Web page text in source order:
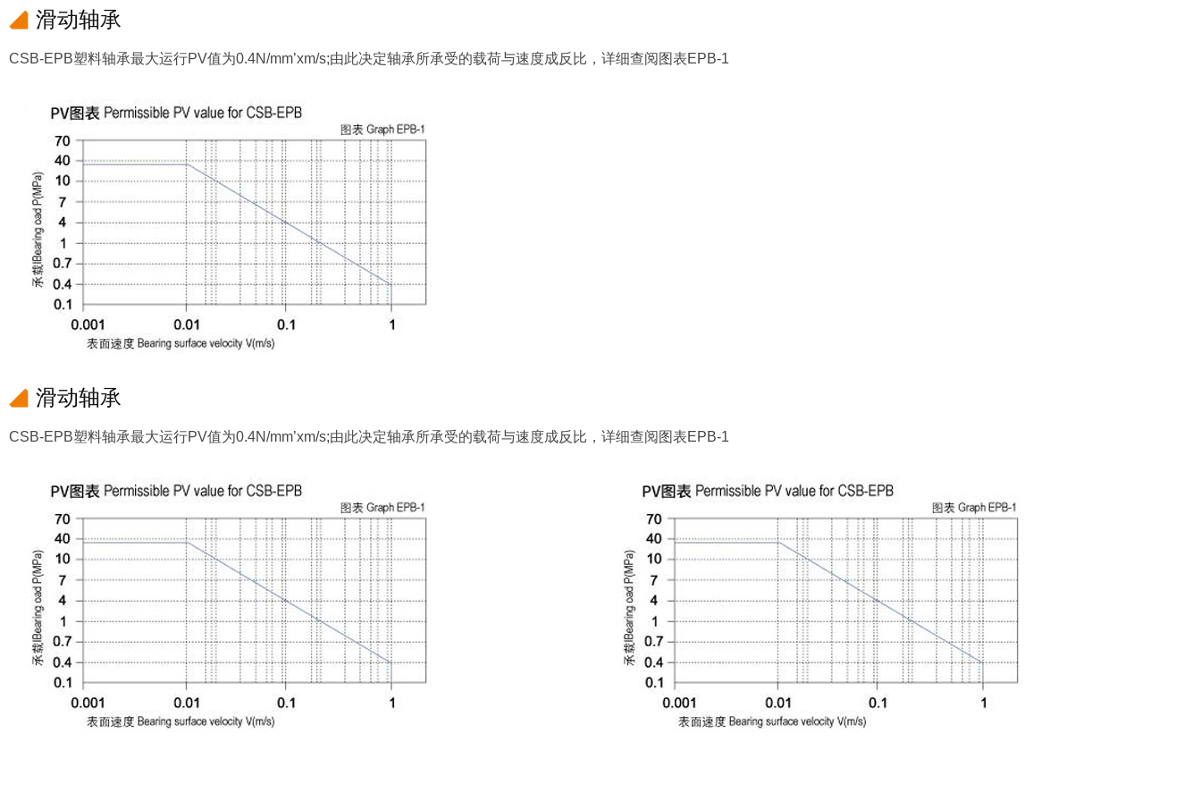
滑动轴承
CSB-EPB塑料轴承最大运行PV值为0.4N/mm’xm/s;由此决定轴承所承受的载荷与速度成反比，详细查阅图表EPB-1
滑动轴承
CSB-EPB塑料轴承最大运行PV值为0.4N/mm’xm/s;由此决定轴承所承受的载荷与速度成反比，详细查阅图表EPB-1